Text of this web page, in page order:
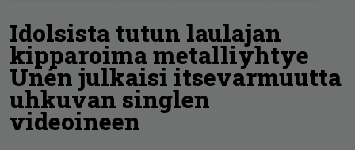
Idolsista tutun laulajan
kipparoima metalliyhtye
Unén julkaisi itsevarmuutta
uhkuvan singlen
videoineen